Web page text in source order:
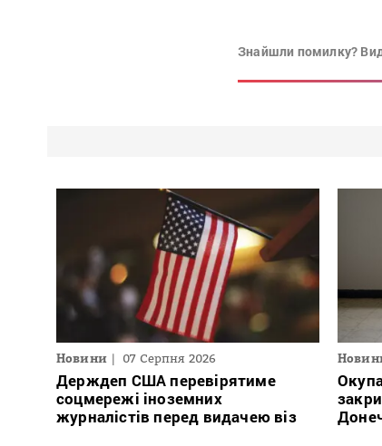
Знайшли помилку?
Новини 07 Серпня 2026
Держдеп США перевірятиме
соцмережі іноземних
журналістів перед видачею віз